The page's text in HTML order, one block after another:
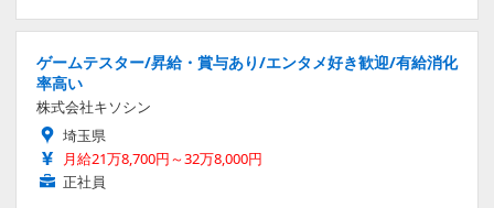
ゲームテスター/昇給・賞与あり/エンタメ好き歓迎/有給消化
率高い
株式会社キソシン
埼玉県
月給21万8,700円～32万8,000円
正社員